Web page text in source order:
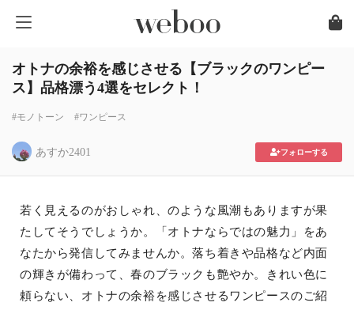
オトナの余裕を感じさせる【ブラックのワンピー
ス】品格漂う4選をセレクト！
#モノトーン #ワンピース
あすか2401 フォローする
若く見えるのがおしゃれ、のような風潮もありますが果
たしてそうでしょうか。「オトナならではの魅力」をあ
なたから発信してみませんか。落ち着きや品格など内面
の輝きが備わって、春のブラックも艶やか。きれい色に
頼らない、オトナの余裕を感じさせるワンピースのご紹